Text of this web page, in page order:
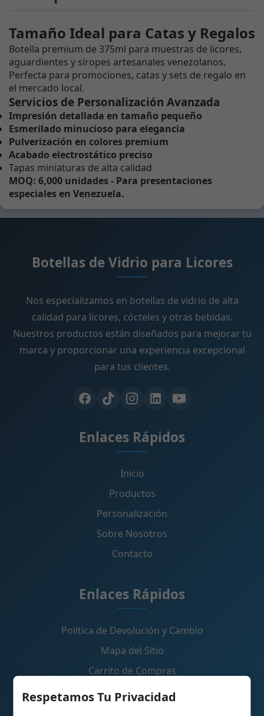
Tamaño Ideal para Catas y Regalos
Botella premium de 375ml para muestras de licores,
aguardientes y siropes artesanales venezolanos.
Perfecta para promociones, catas y sets de regalo en
el mercado local.
Servicios de Personalización Avanzada
Impresión detallada en tamaño pequeño
Esmerilado minucioso para elegancia
Pulverización en colores premium
Acabado electrostático preciso
Tapas miniaturas de alta calidad
MOQ: 6,000 unidades - Para presentaciones
especiales en Venezuela.
Respetamos Tu Privacidad
Botellas de Vidrio para Licores
Nos especializamos en botellas de vidrio de alta
calidad para licores, cócteles y otras bebidas.
Nuestros productos están diseñados para mejorar tu
marca y proporcionar una experiencia excepcional
para tus clientes.
Enlaces Rápidos
Inicio
Productos
Personalización
Sobre Nosotros
Contacto
Enlaces Rápidos
Política de Devolución y Cambio
Mapa del Sitio
Carrito de Compras